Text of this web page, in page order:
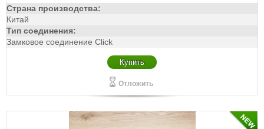
Страна производства:
Китай
Тип соединения:
Замковое соединение Click
Купить
Отложить